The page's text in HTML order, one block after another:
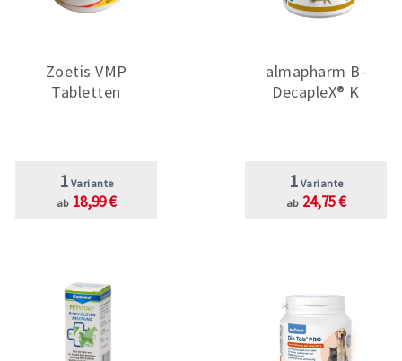
Zoetis VMP
Tabletten
1 Variante
ab 18,99 €
almapharm B-
DecapleX® K
1 Variante
ab 24,75 €